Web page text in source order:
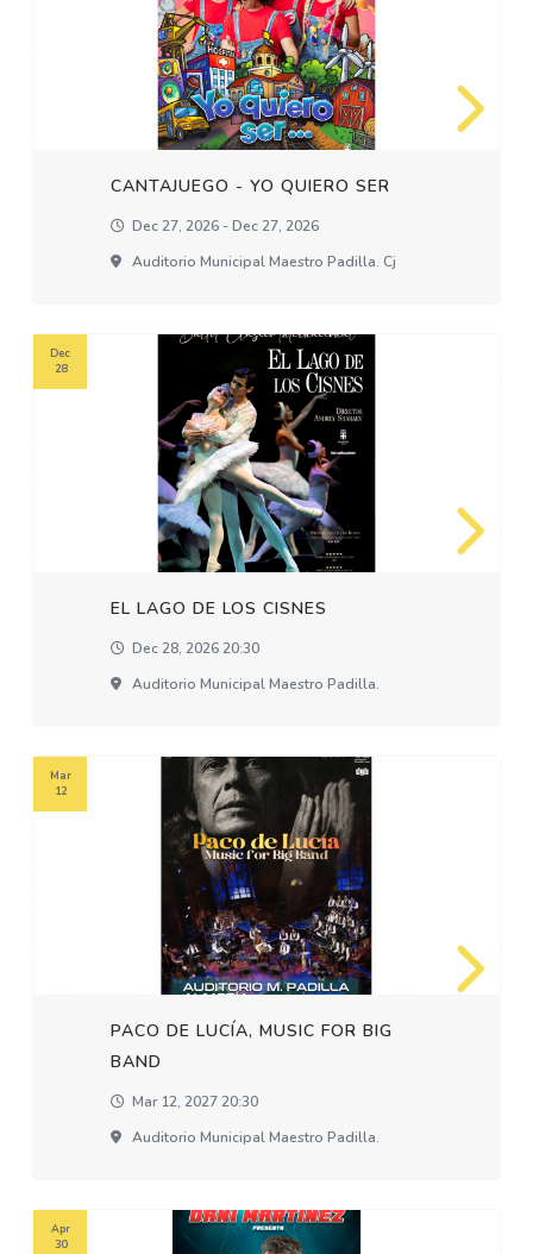
CANTAJUEGO - YO QUIERO SER
Dec 27, 2026 - Dec 27, 2026
Auditorio Municipal Maestro Padilla. Cj
EL LAGO DE LOS CISNES
Dec 28, 2026 20:30
Auditorio Municipal Maestro Padilla.
Dec
28
PACO DE LUCÍA, MUSIC FOR BIG
BAND
Mar 12, 2027 20:30
Auditorio Municipal Maestro Padilla.
Mar
12
Apr
30